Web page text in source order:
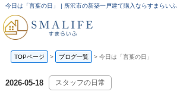
今日は「言葉の日」 | 所沢市の新築一戸建て購入ならすまらいふ
TOPページ > ブログ一覧 > 今日は「言葉の日」
2026-05-18 スタッフの日常